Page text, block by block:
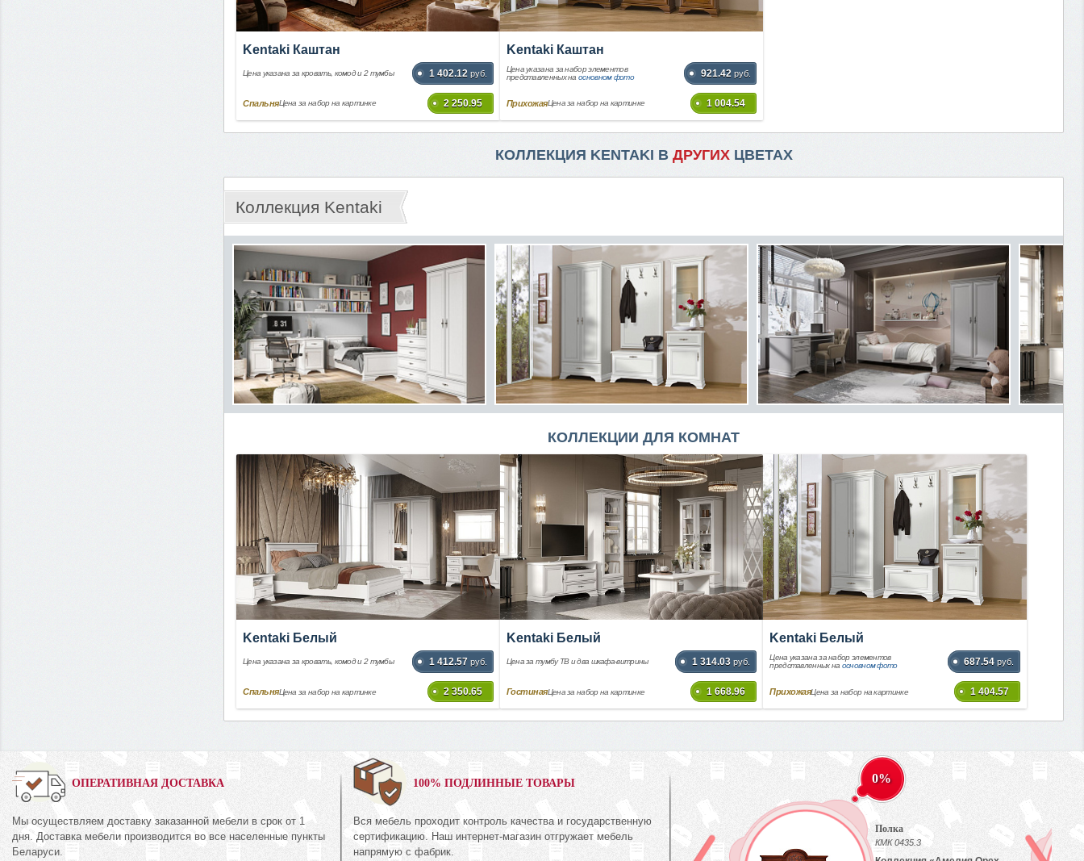
Kentaki Каштан
Цена указана за кровать, комод и 2 тумбы 1 402.12 руб.
СпальняЦена за набор на картинке 2 250.95
Kentaki Каштан
Цена указана за набор элементов
представленных наосновном фото 921.42 руб.
ПрихожаяЦена за набор на картинке 1 004.54
КОЛЛЕКЦИЯ KENTAKI В ДРУГИХЦВЕТАХ
Коллекция Kentaki
КОЛЛЕКЦИИ ДЛЯ КОМНАТ
Kentaki Белый
Цена указана за кровать, комод и 2 тумбы 1 412.57 руб.
СпальняЦена за набор на картинке 2 350.65
Kentaki Белый
Цена за тумбу ТВ и два шкафа-витрины 1 314.03 руб.
ГостинаяЦена за набор на картинке 1 668.96
Kentaki Белый
Цена указана за набор элементов
представленных на основном фото 687.54 руб.
ПрихожаяЦена за набор на картинке 1 404.57
ОПЕРАТИВНАЯ ДОСТАВКА
Мы осуществляем доставку заказанной мебели в срок от 1
дня. Доставка мебели производится во все населенные пункты
Беларуси.
100% ПОДЛИННЫЕ ТОВАРЫ
Вся мебель проходит контроль качества и государственную
сертификацию. Наш интернет-магазин отгружает мебель
напрямую с фабрик.
Комод
КМК 0435.2
0%
Комод
0%
Полка
КМК 0435.3